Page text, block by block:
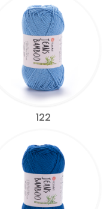
122